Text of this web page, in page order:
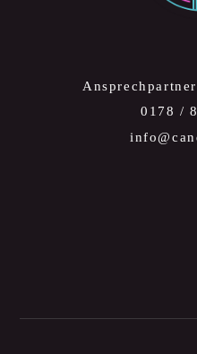
0178 /